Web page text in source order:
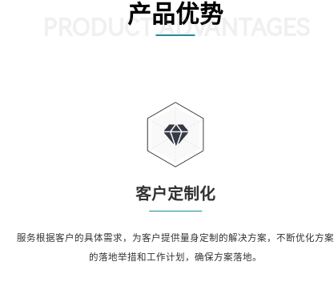
产品优势
PRODUCT ADVANTAGES
客户定制化
服务根据客户的具体需求，为客户提供量身定制的解决方案，不断优化方案
的落地举措和工作计划，确保方案落地。